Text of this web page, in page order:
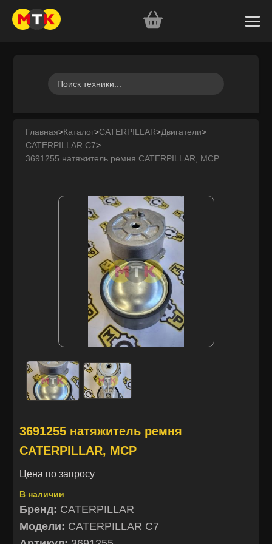
Главная>Каталог>CATERPILLAR>Двигатели>
CATERPILLAR C7>
3691255 натяжитель ремня CATERPILLAR, MCP
3691255 натяжитель ремня
CATERPILLAR, MCP
Цена по запросу
В наличии
Бренд: CATERPILLAR
Модели: CATERPILLAR C7